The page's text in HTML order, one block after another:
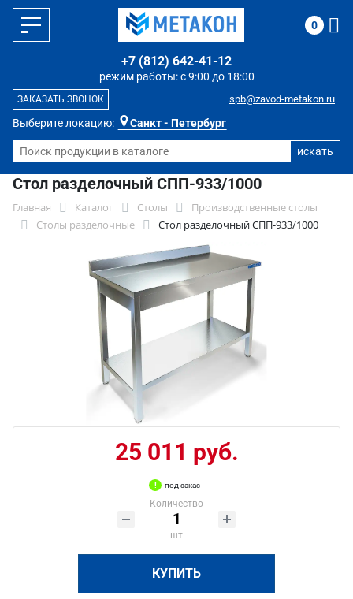
Выберите локацию: Санкт - Петербург
режим работы: с 9:00 до 18:00
+7 (812) 642-41-12
spb@zavod-metakon.ru
ЗАКАЗАТЬ ЗВОНОК
0
Стол разделочный СПП-933/1000
Главная Каталог Столы
Производственные столы
Столы разделочные
Стол разделочный СПП-933/1000
25 011 руб.
под заказ
Количество
шт
КУПИТЬ